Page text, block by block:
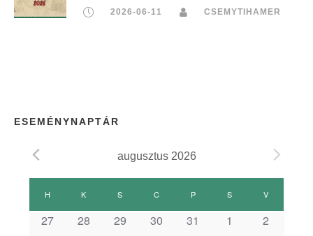
2026-06-11 CSEMYTIHAMER
ESEMÉNYNAPTÁR
augusztus 2026
EH K S CCSÜTÖRTÖK
PPÉNTEK SSZOMBAT
VVASÁRNAP
27 28 29 30 31 1
2